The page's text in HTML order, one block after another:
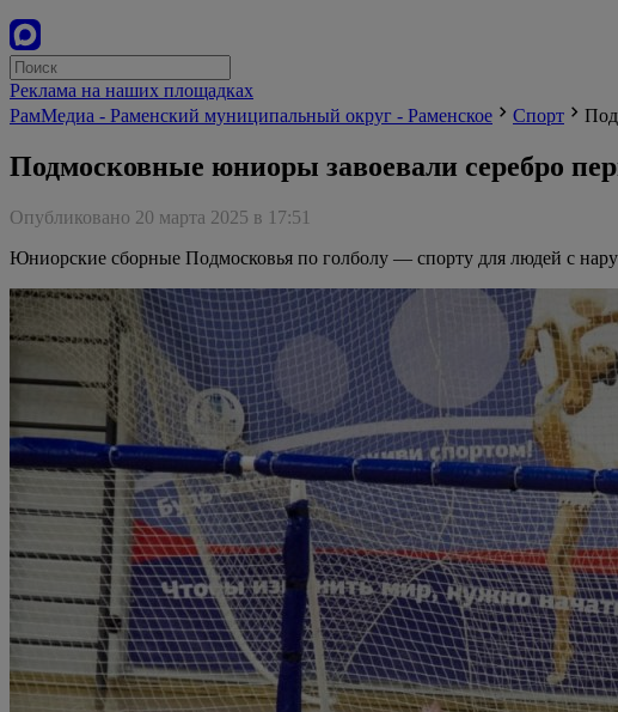
Реклама на наших площадках
РамМедиа - Раменский муниципальный округ - Раменское
Спорт
Подмосковные юниоры завоевали серебро
Опубликовано 20 марта 2025 в 17:51
Юниорские сборные Подмосковья по голболу — спорту для людей с